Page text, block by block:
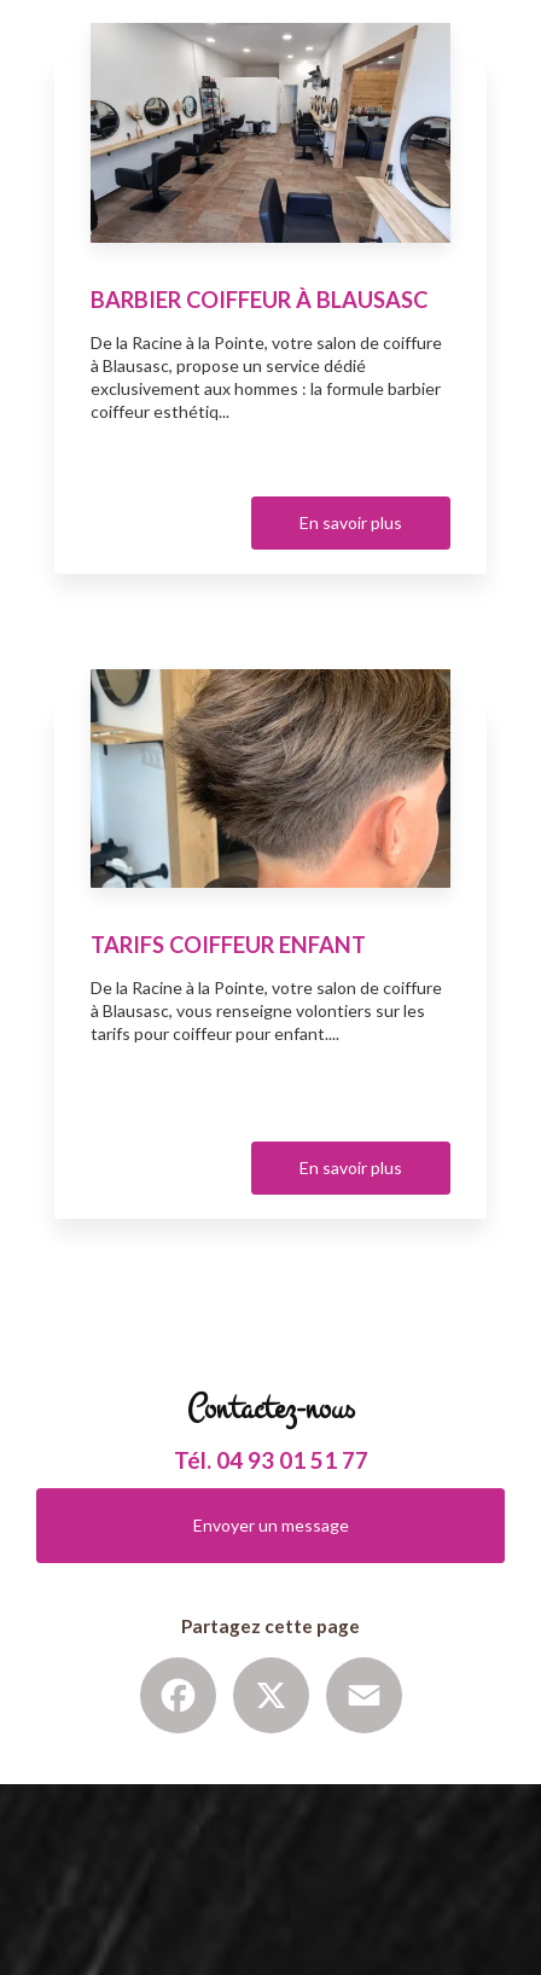
BARBIER COIFFEUR À BLAUSASC
De la Racine à la Pointe, votre salon de coiffure
à Blausasc, propose un service dédié
exclusivement aux hommes : la formule barbier
coiffeur esthétiq...
En savoir plus
TARIFS COIFFEUR ENFANT
De la Racine à la Pointe, votre salon de coiffure
à Blausasc, vous renseigne volontiers sur les
tarifs pour coiffeur pour enfant....
En savoir plus
Contactez-nous
Tél. 04 93 01 51 77
Envoyer un message
Partagez cette page
Facebook